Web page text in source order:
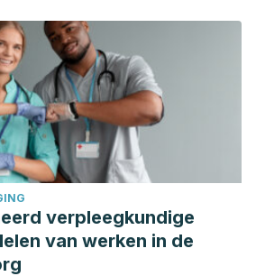
S0140-6736
J. M. (2005). Macular degeneration.
https://doi.org/10.1007/b138399
C. C., Ferris, F. L., & Chew, E. Y.
macular degeneration. The Lancet.
S0140-6736(08)61759-6
J., Wintergerst, M., Heinemann, M.,
R. P. (2016). Epidemiology of age-
Ophthalmologe.
s00347-016-0341-6
verpleegkundige
van werken in de